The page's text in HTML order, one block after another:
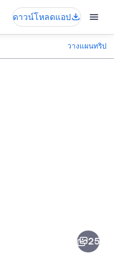
ดาวน์โหลดแอป
วางแผนทริป
25